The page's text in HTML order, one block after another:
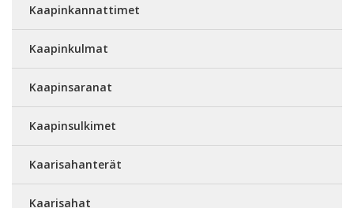
Kaapinkannattimet
Kaapinkulmat
Kaapinsaranat
Kaapinsulkimet
Kaarisahanterät
Kaarisahat